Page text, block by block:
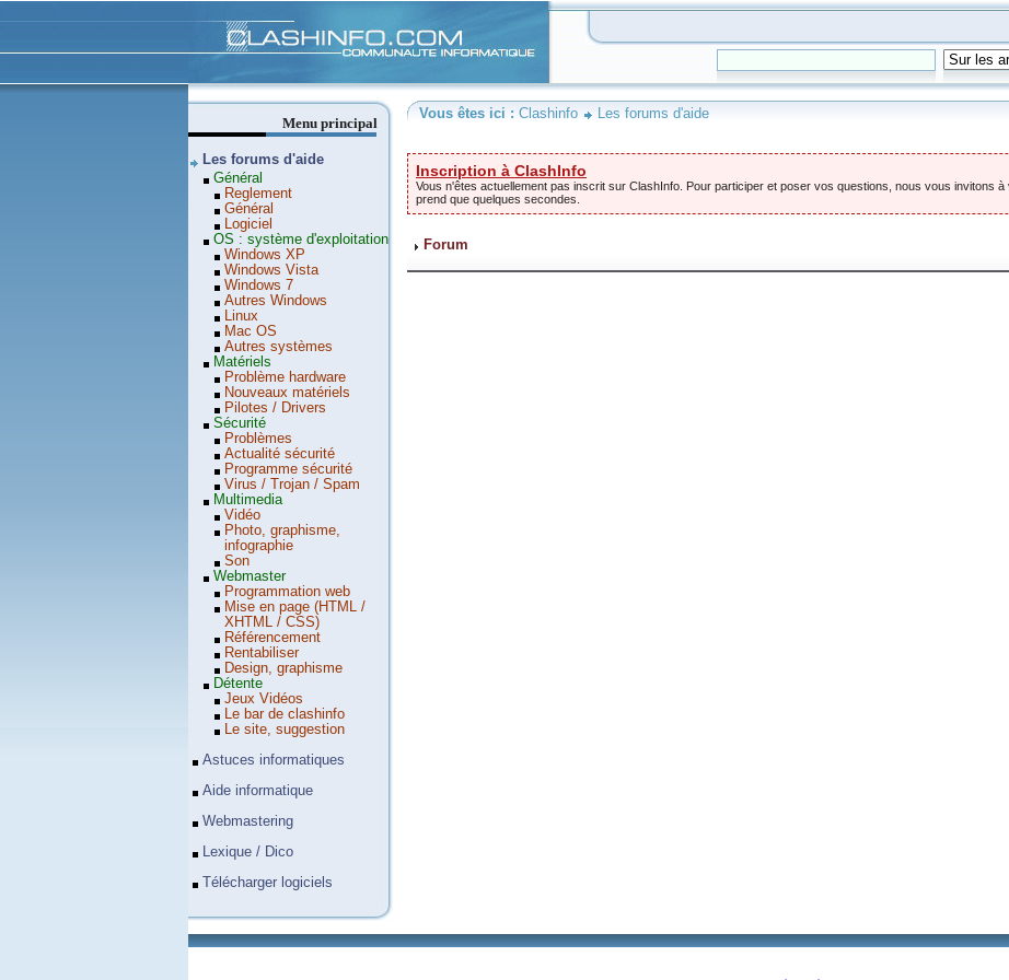
Vous êtes ici : Clashinfo Les forums d'aide
Inscription à ClashInfo
Vous n'êtes actuellement pas inscrit sur ClashInfo. Pour participer et poser vos questions, nous vous invitons
prend que quelques secondes.
Forum
Menu principal
Les forums d'aide
Général
Reglement
Général
Logiciel
OS : système d'exploitation
Windows XP
Windows Vista
Windows 7
Autres Windows
Linux
Mac OS
Autres systèmes
Matériels
Problème hardware
Nouveaux matériels
Pilotes / Drivers
Sécurité
Problèmes
Actualité sécurité
Programme sécurité
Virus / Trojan / Spam
Multimedia
Vidéo
Photo, graphisme,
infographie
Son
Webmaster
Programmation web
Mise en page (HTML /
XHTML / CSS)
Référencement
Rentabiliser
Design, graphisme
Détente
Jeux Vidéos
Le bar de clashinfo
Le site, suggestion
Astuces informatiques
Aide informatique
Webmastering
Lexique / Dico
Télécharger logiciels